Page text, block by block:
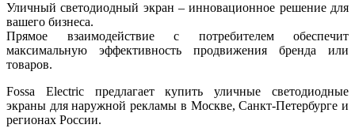
Уличный светодиодный экран – инновационное решение для
вашего бизнеса.
Прямое взаимодействие с потребителем обеспечит
максимальную эффективность продвижения бренда или
товаров.
Fossa Electric предлагает купить уличные светодиодные
экраны для наружной рекламы в Москве, Санкт-Петербурге и
регионах России.